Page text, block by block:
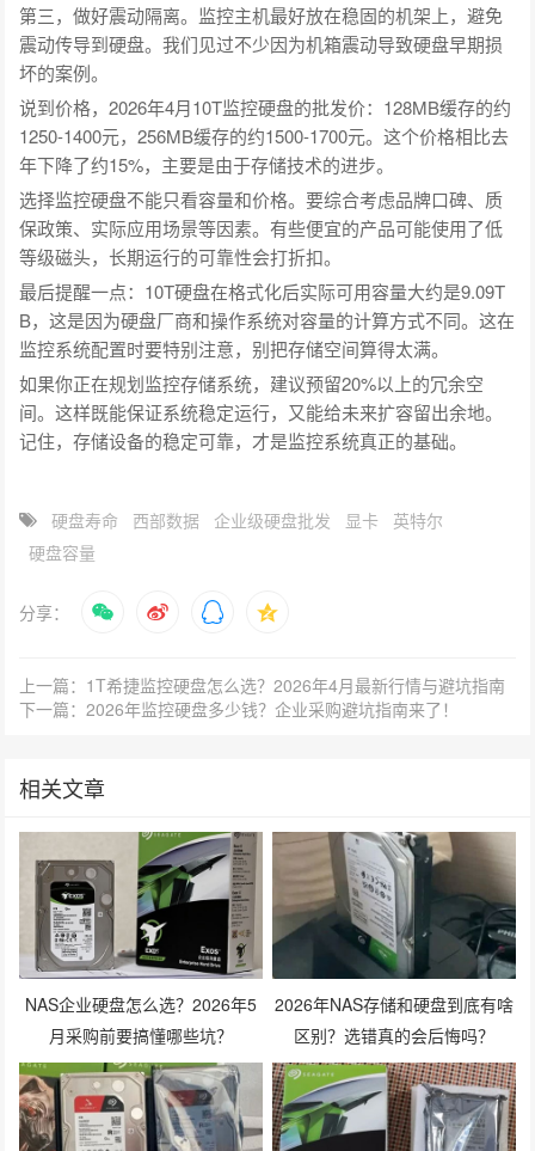
第三，做好震动隔离。监控主机最好放在稳固的机架上，避免
震动传导到硬盘。我们见过不少因为机箱震动导致硬盘早期损
坏的案例。
说到价格，2026年4月10T监控硬盘的批发价：128MB缓存的约
1250-1400元，256MB缓存的约1500-1700元。这个价格相比去
年下降了约15%，主要是由于存储技术的进步。
选择监控硬盘不能只看容量和价格。要综合考虑品牌口碑、质
保政策、实际应用场景等因素。有些便宜的产品可能使用了低
等级磁头，长期运行的可靠性会打折扣。
最后提醒一点：10T硬盘在格式化后实际可用容量大约是9.09T
B，这是因为硬盘厂商和操作系统对容量的计算方式不同。这在
监控系统配置时要特别注意，别把存储空间算得太满。
如果你正在规划监控存储系统，建议预留20%以上的冗余空
间。这样既能保证系统稳定运行，又能给未来扩容留出余地。
记住，存储设备的稳定可靠，才是监控系统真正的基础。
硬盘寿命 西部数据 企业级硬盘批发 显卡
英特尔
硬盘容量
分享：
上一篇：1T希捷监控硬盘怎么选？2026年4月最新行情与避坑指南
下一篇：2026年监控硬盘多少钱？企业采购避坑指南来了！
相关文章
NAS企业硬盘怎么选？2026年5
月采购前要搞懂哪些坑？
2026年NAS存储和硬盘到底有啥
区别？选错真的会后悔吗？